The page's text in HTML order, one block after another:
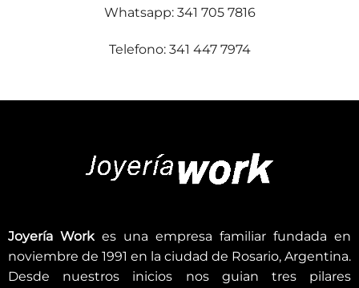
Whatsapp: 341 705 7816
Telefono: 341 447 7974
Joyería Workes una empresa familiar fundada en
noviembre de 1991 en la ciudad de Rosario, Argentina.
Desde nuestros inicios nos guian tres pilares